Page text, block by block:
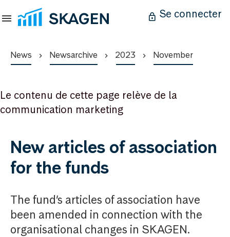
Se connecter
News Newsarchive 2023 November
Le contenu de cette page relève de la
communication marketing
New articles of association
for the funds
The fund’s articles of association have
been amended in connection with the
organisational changes in SKAGEN.